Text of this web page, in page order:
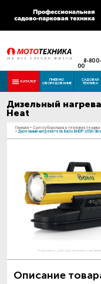
8-
00
КАТАЛОГ ПНЕВМО
ОБОРУДОВАНИЕ
САДОВАЯ
ТЕХНИКА
Дизельный
Heat
Главная - Снегоуборочная и тепловая техника
- Дизельный нагреватель Ballu BHDP-10SH
Наведите для увеличения картинки
Описание